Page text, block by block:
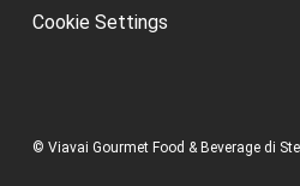
Cookie Settings
© Viavai Gourmet Food & Beverage di